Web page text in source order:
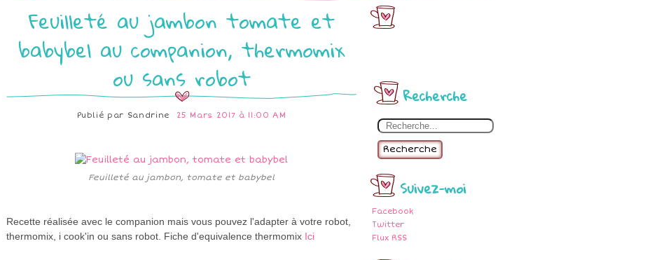
Recherche
Recherche
Suivez-moi
Facebook
Twitter
Flux RSS
Feuilleté au jambon tomate et
babybel au companion, thermomix
ou sans robot
Publié par Sandrine 25 Mars 2017 à 11:00 AM
Feuilleté au jambon, tomate et babybel
Recette réalisée avec le companion mais vous pouvez l'adapter à votre robot,
thermomix, i cook'in ou sans robot. Fiche d'equivalence thermomix Ici